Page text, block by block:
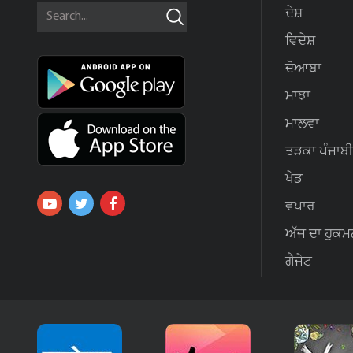
ਦੇਸ਼
ਵਿਦੇਸ਼
ਦੋਆਬਾ
ਮਾਝਾ
ਮਾਲਵਾ
ਤੜਕਾ ਪੰਜਾਬੀ
ਖੇਡ
ਵਪਾਰ
ਅੱਜ ਦਾ
ਗੈਜੇਟ